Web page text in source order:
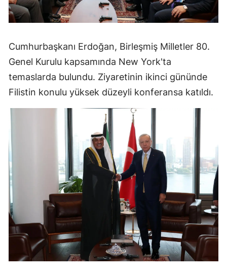
Cumhurbaşkanı Erdoğan, Birleşmiş Milletler 80.
Genel Kurulu kapsamında New York'ta
temaslarda bulundu. Ziyaretinin ikinci gününde
Filistin konulu yüksek düzeyli konferansa katıldı.